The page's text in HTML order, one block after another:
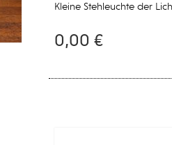
Kleine Stehleuchte der
0,00 €